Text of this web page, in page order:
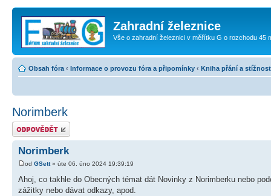
Zahradní železnice
Vše o zahradní železnici v měřítku G o rozchodu 45
Obsah fóra ‹ Informace o provozu fóra a připomínky ‹ Kniha přání a
Norimberk
Odeslat odpověď
Norimberk
od GSett» úte 06. úno 2024 19:39:19
Ahoj, co takhle do Obecných témat dát Novinky z Norimberku nebo
zážitky nebo dávat odkazy, apod.